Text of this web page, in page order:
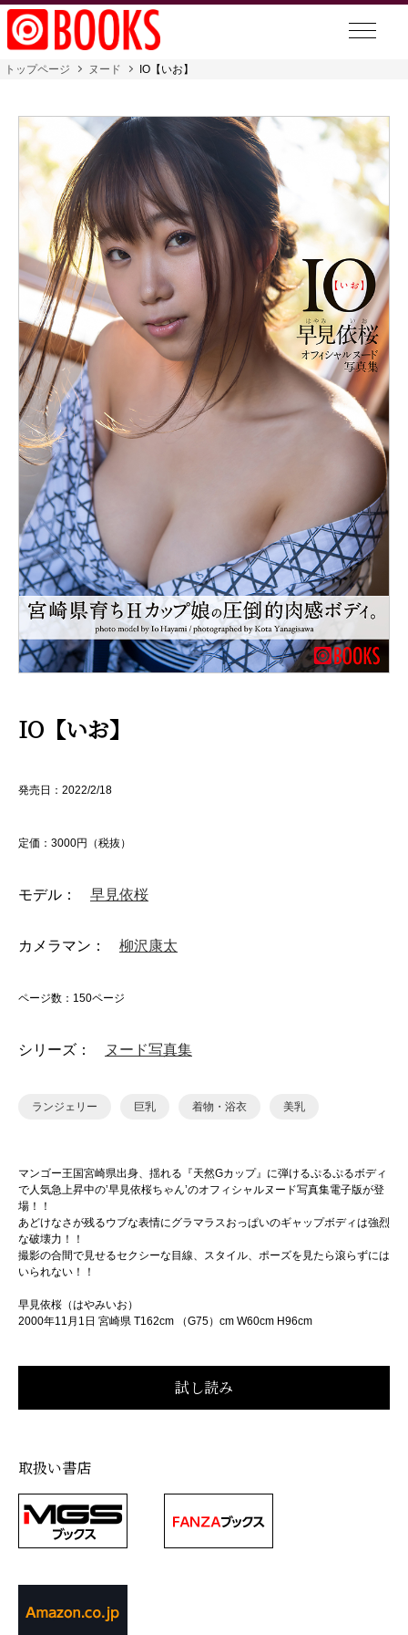
トップページ ヌード IO【いお】
IO【いお】
発売日：2022/2/18
定価：3000円（税抜）
モデル： 早見依桜
カメラマン： 柳沢康太
ページ数：150ページ
シリーズ： ヌード写真集
ランジェリー 巨乳 着物・浴衣 美乳
マンゴー王国宮崎県出身、揺れる『天然Gカップ』に弾けるぷるぷるボディ
で人気急上昇中の’早見依桜ちゃん’のオフィシャルヌード写真集電子版が登
場！！
あどけなさが残るウブな表情にグラマラスおっぱいのギャップボディは強烈
な破壊力！！
撮影の合間で見せるセクシーな目線、スタイル、ポーズを見たら滾らずには
いられない！！
早見依桜（はやみいお）
2000年11月1日 宮崎県 T162cm （G75）cm W60cm H96cm
取扱い書店